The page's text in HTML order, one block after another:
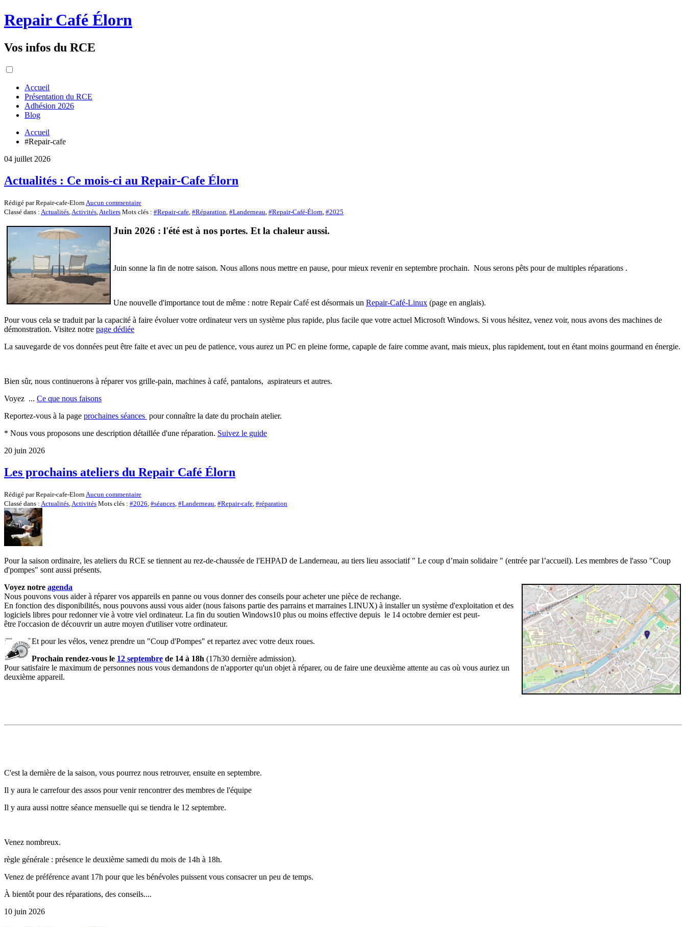
Repair Café Élorn
Vos infos du RCE
Accueil
Présentation du RCE
Adhésion 2026
Blog
Accueil
#Repair-cafe
04 juillet 2026
Actualités : Ce mois-ci au Repair-Cafe Élorn
Rédigé par Repair-cafe-Elorn Aucun commentaire
Classé dans : Actualités Activités Ateliers Mots clés : #Repair-cafe #Réparation #Landerneau #Repair-Café-Élorn #2025
Juin 2026 : l'été est à nos portes. Et la chaleur aussi.
Juin sonne la fin de notre saison. Nous allons nous mettre en pause, pour mieux revenir en septembre prochain. Nous serons pêts pour de multiples réparations .
Une nouvelle d'importance tout de même : notre Repair Café est désormais un Repair-Café-Linux (page en anglais).
Pour vous cela se traduit par la capacité à faire évoluer votre ordinateur vers un système plus rapide, plus facile que votre actuel Microsoft Windows. Si vous hésitez, venez voir, nous avons des machines de
démonstration. Visitez notre page dédiée
La sauvegarde de vos données peut être faite et avec un peu de patience, vous aurez un PC en pleine forme, capaple de faire comme avant, mais mieux, plus rapidement, tout en étant moins gourmand en énergie.
Bien sûr, nous continuerons à réparer vos grille-pain, machines à café, pantalons, aspirateurs et autres.
Voyez ... Ce que nous faisons
Reportez-vous à la page prochaines séances pour connaître la date du prochain atelier.
* Nous vous proposons une description détaillée d'une réparation. Suivez le guide
20 juin 2026
Les prochains ateliers du Repair Café Élorn
Rédigé par Repair-cafe-Elorn Aucun commentaire
Classé dans : Actualités Activités Mots clés : #2026 #séances #Landerneau #Repair-cafe #réparation
Pour la saison ordinaire, les ateliers du RCE se tiennent au rez-de-chaussée de l'EHPAD de Landerneau, au tiers lieu associatif " Le coup d’main solidaire " (entrée par l’accueil). Les membres de l'asso "Coup
d'pompes" sont aussi présents.
Voyez notre agenda
Nous pouvons vous aider à réparer vos appareils en panne ou vous donner des conseils pour acheter une pièce de rechange.
En fonction des disponibilités, nous pouvons aussi vous aider (nous faisons partie des parrains et marraines LINUX) à installer un système d'exploitation et des
logiciels libres pour redonner vie à votre viel ordinateur. La fin du soutien Windows10 plus ou moins effective depuis le 14 octobre dernier est peut-
être l'occasion de découvrir un autre moyen d'utiliser votre ordinateur.
Et pour les vélos, venez prendre un "Coup d'Pompes" et repartez avec votre deux roues.
Prochain rendez-vous le 12 septembre de 14 à 18h (17h30 dernière admission).
Pour satisfaire le maximum de personnes nous vous demandons de n'apporter qu'un objet à réparer, ou de faire une deuxième attente au cas où vous auriez un
deuxième appareil.
C'est la dernière de la saison, vous pourrez nous retrouver, ensuite en septembre.
Il y aura le carrefour des assos pour venir rencontrer des membres de l'équipe
Il y aura aussi nottre séance mensuelle qui se tiendra le 12 septembre.
Venez nombreux.
règle générale : présence le deuxième samedi du mois de 14h à 18h.
Venez de préférence avant 17h pour que les bénévoles puissent vous consacrer un peu de temps.
À bientôt pour des réparations, des conseils....
10 juin 2026